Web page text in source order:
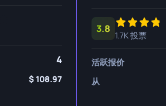
4
108.97
3.8
1.7K 投票
活跃报价
从